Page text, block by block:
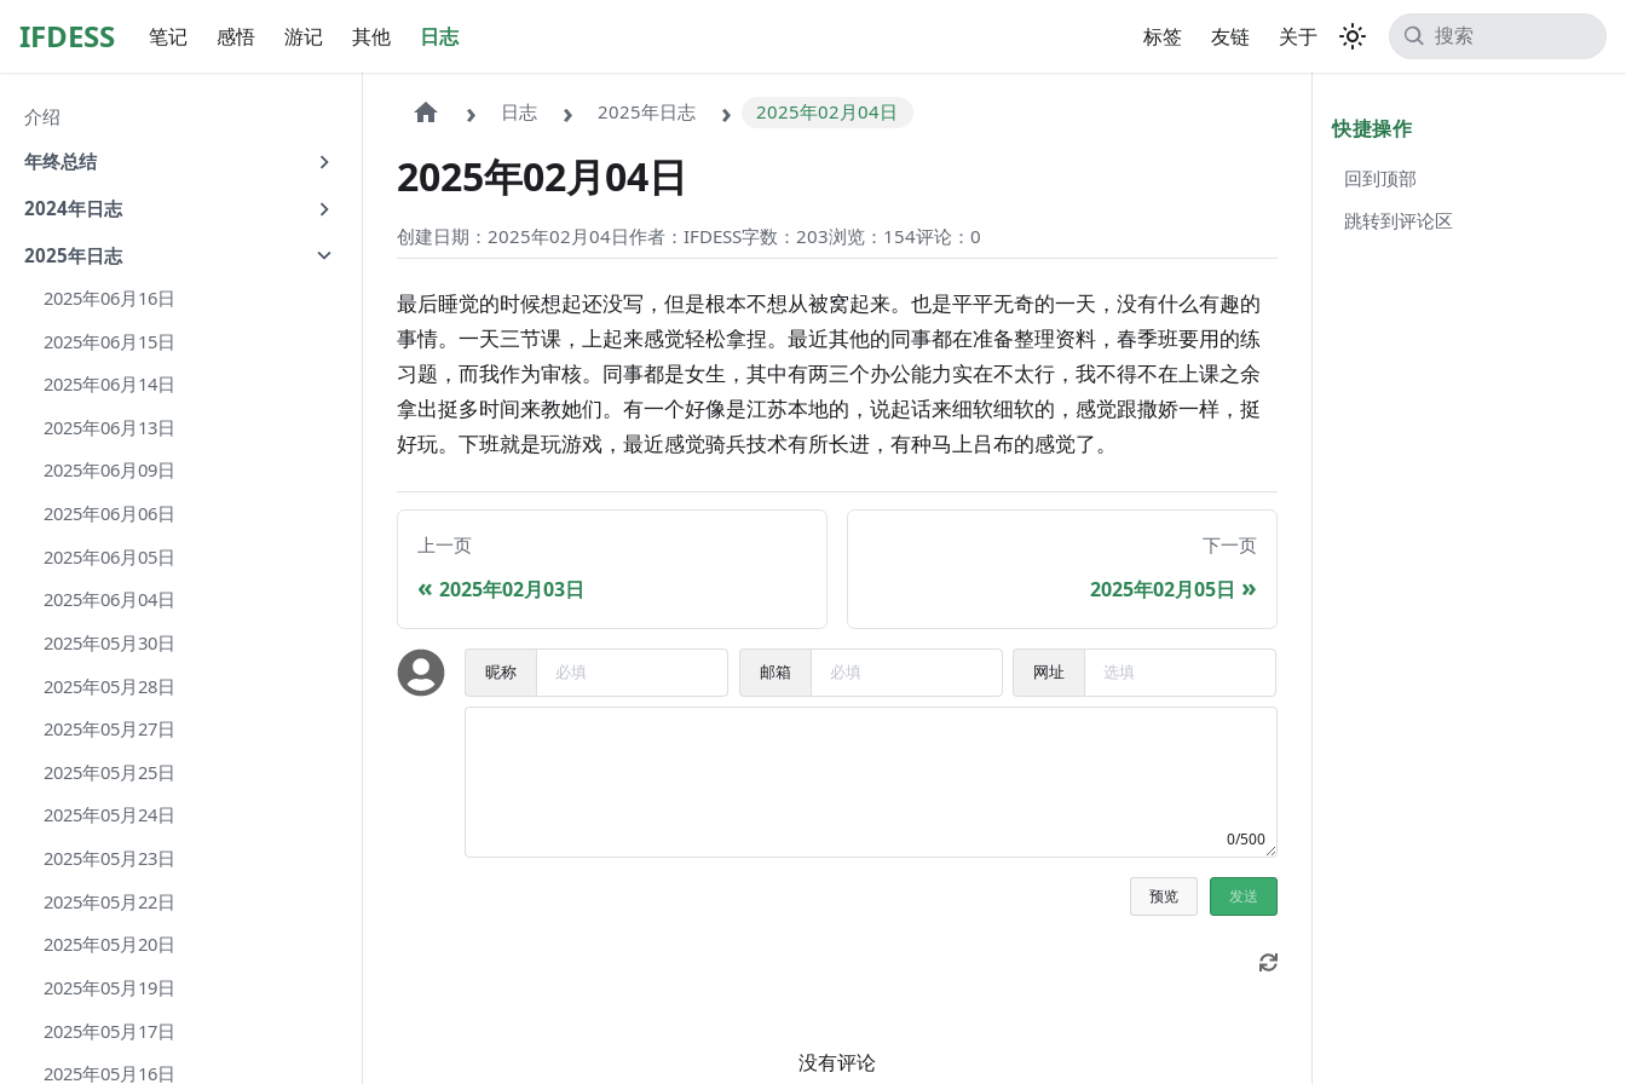
IFDESS 笔记 感悟 游记 其他 日志 标签 友链 关于
介绍
年终总结
2024年日志
2025年日志
2025年06月16日
2025年06月15日
2025年06月14日
2025年06月13日
2025年06月09日
2025年06月06日
2025年06月05日
2025年06月04日
2025年05月30日
2025年05月28日
2025年05月27日
2025年05月25日
2025年05月24日
2025年05月23日
2025年05月22日
2025年05月20日
2025年05月19日
2025年05月17日
2025年05月16日
日志 2025年日志 2025年02月04日
2025年02月04日
创建日期：2025年02月04日作者：IFDESS字数：203浏览：154评论： 0
最后睡觉的时候想起还没写，但是根本不想从被窝起来。也是平平无奇的一天，没有什么有趣的
事情。一天三节课，上起来感觉轻松拿捏。最近其他的同事都在准备整理资料，春季班要用的练
习题，而我作为审核。同事都是女生，其中有两三个办公能力实在不太行，我不得不在上课之余
拿出挺多时间来教她们。有一个好像是江苏本地的，说起话来细软细软的，感觉跟撒娇一样，挺
好玩。下班就是玩游戏，最近感觉骑兵技术有所长进，有种马上吕布的感觉了。
上一页
2025年02月03日
下一页
2025年02月05日
昵称 邮箱 网址
0/500
预览 发送
没有评论
快捷操作
回到顶部
跳转到评论区